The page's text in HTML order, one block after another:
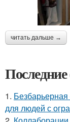
читать дальше →
Последние
1.
для людей с